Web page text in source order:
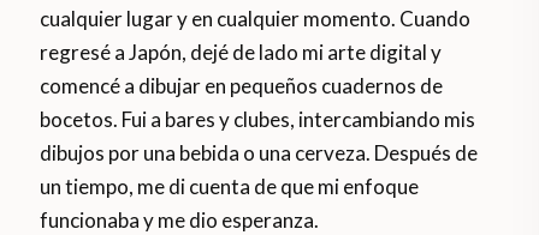
cualquier lugar y en cualquier momento. Cuando
regresé a Japón, dejé de lado mi arte digital y
comencé a dibujar en pequeños cuadernos de
bocetos. Fui a bares y clubes, intercambiando mis
dibujos por una bebida o una cerveza. Después de
un tiempo, me di cuenta de que mi enfoque
funcionaba y me dio esperanza.